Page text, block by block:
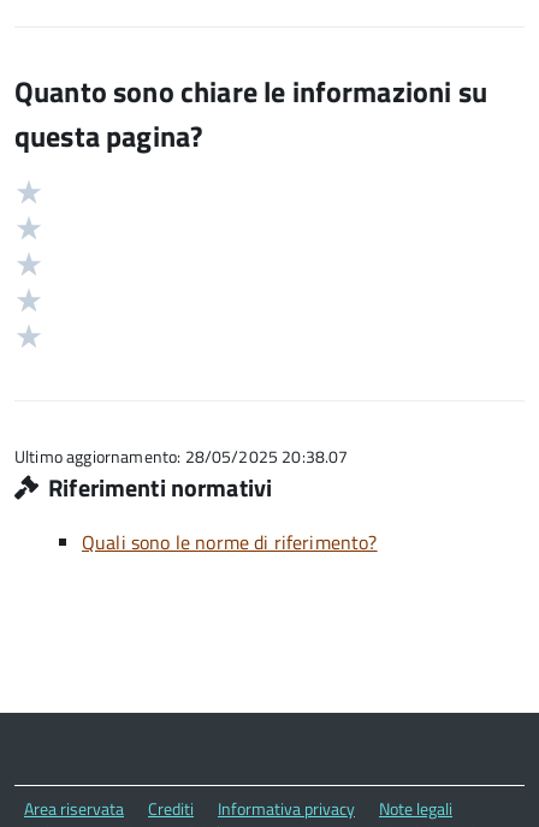
Quanto sono chiare le informazioni su
questa pagina?
Valutazione
5
Ultimo aggiornamento: 28/05/2025 20:38.07
Riferimenti normativi
Quali sono le norme di riferimento?
Area riservata Crediti Informativa privacy
Note legali